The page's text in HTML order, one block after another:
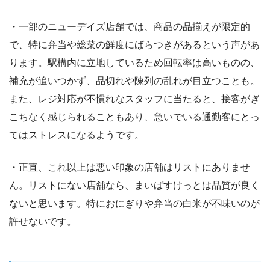
・一部のニューデイズ店舗では、商品の品揃えが限定的
で、特に弁当や総菜の鮮度にばらつきがあるという声があ
ります。駅構内に立地しているため回転率は高いものの、
補充が追いつかず、品切れや陳列の乱れが目立つことも。
また、レジ対応が不慣れなスタッフに当たると、接客がぎ
こちなく感じられることもあり、急いでいる通勤客にとっ
てはストレスになるようです。
・正直、これ以上は悪い印象の店舗はリストにありませ
ん。リストにない店舗なら、まいばすけっとは品質が良く
ないと思います。特におにぎりや弁当の白米が不味いのが
許せないです。